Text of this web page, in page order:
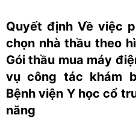
Quyết định Về việc
chọn nhà thầu theo
Gói thầu mua máy
vụ công tác khám
Bệnh viện Y học cổ
năng